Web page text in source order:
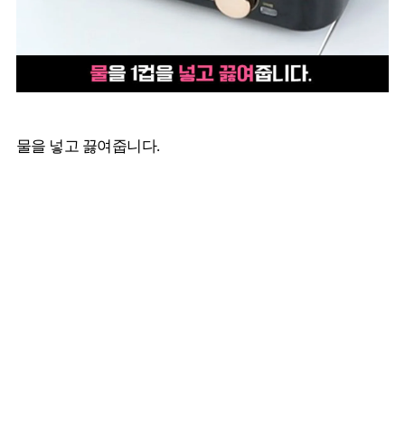
물을 넣고 끓여줍니다.